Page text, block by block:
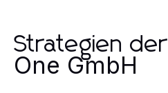
Strategien der
One GmbH